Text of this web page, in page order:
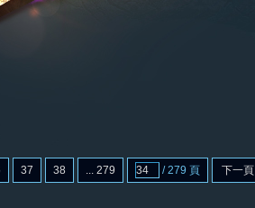
37 38 ... 279 / 279 頁 下一頁